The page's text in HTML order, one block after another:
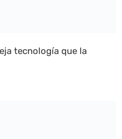
tecnología que la